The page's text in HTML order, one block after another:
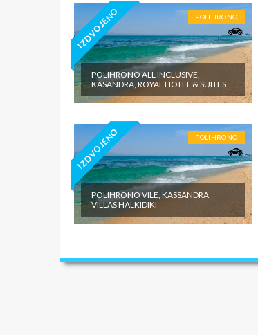
IZDVOJENO POLIHRONO
POLIHRONO ALL INCLUSIVE,
KASANDRA, ROYAL HOTEL & SUITES
IZDVOJENO POLIHRONO
POLIHRONO VILE, KASSANDRA
VILLAS HALKIDIKI